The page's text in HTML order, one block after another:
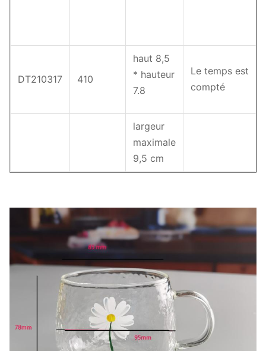
DT210317 410
haut 8,5
* hauteur
7.8
Le temps est
compté
largeur
maximale
9,5 cm